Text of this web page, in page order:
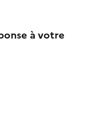
à votre